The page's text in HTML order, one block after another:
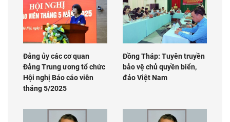
Đảng ủy các cơ quan
Đảng Trung ương tổ chức
Hội nghị Báo cáo viên
tháng 5/2025
Đồng Tháp: Tuyên truyền
bảo vệ chủ quyền biển,
đảo Việt Nam